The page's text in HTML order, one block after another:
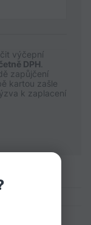
výčepní
DPH
zapůjčení
kartou zašle
k zaplacení
kusů.